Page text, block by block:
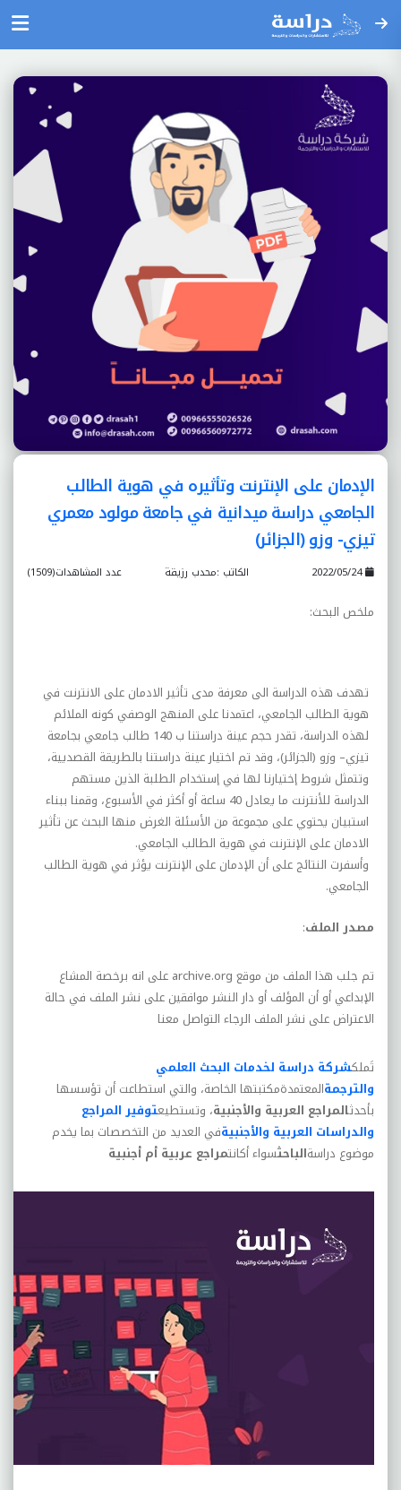
الإدمان على الإنترنت وتأثيره في هوية الطالب
الجامعي دراسة ميدانية في جامعة مولود معمري
تيزي- وزو (الجزائر)
2022/05/24 عدد المشاهدات(1509) الكاتب :محدب رزيقة
ملخص البحث:
تهدف هذه الدراسة الى معرفة مدى تأثير الادمان على الانترنت في
هوية الطالب الجامعي، اعتمدنا على المنهج الوصفي کونه الملائم
لهذه الدراسة، تقدر حجم عينة دراستنا ب 140 طالب جامعي بجامعة
تيزي– وزو (الجزائر)، وقد تم اختيار عينة دراستنا بالطريقة القصديية،
وتتمثل شروط إختيارنا لها في إستخدام الطلبة الذين مستهم
الدراسة للأنترنت ما يعادل 40 ساعة أو أکثر في الأسبوع، وقمنا ببناء
استبيان يحتوي على مجموعة من الأسئلة الغرض منها البحث عن تأثير
الادمان على الإنترنت في هوية الطالب الجامعي.
وأسفرت النتائج على أن الإدمان على الإنترنت يؤثر في هوية الطالب
الجامعي.
مصدر الملف:
تم جلب هذا الملف من موقع archive.org على انه برخصة المشاع
الإبداعي أو أن المؤلف أو دار النشر موافقين على نشر الملف في حالة
الاعتراض على نشر الملف الرجاء التواصل معنا
تَملكشركة دراسة لخدمات البحث العلمي
والترجمةالمعتمدةمكتبتها الخاصة، والتي استطاعت أن تؤسسها
بأحدثالمراجع العربية والأجنبية، وتستطيعتوفير المراجع
والدراسات العربية والأجنبيةفي العديد من التخصصات بما يخدم
موضوع دراسةالباحثسواء أكانتمراجع عربية أم أجنبية